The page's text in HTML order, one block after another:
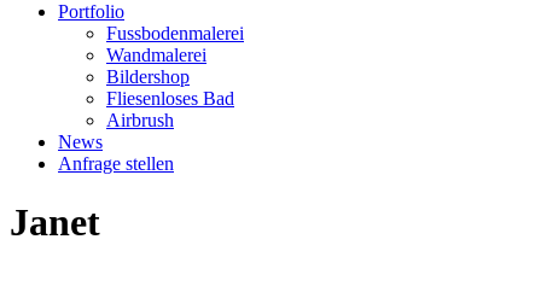
Portfolio
Fussbodenmalerei
Wandmalerei
Bildershop
Fliesenloses Bad
Airbrush
News
Anfrage stellen
Janet